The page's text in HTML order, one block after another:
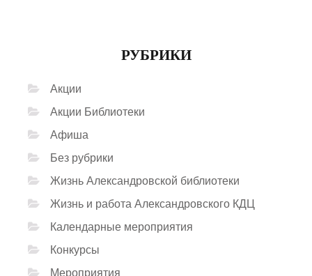
РУБРИКИ
Акции
Акции Библиотеки
Афиша
Без рубрики
Жизнь Александровской библиотеки
Жизнь и работа Александровского КДЦ
Календарные мероприятия
Конкурсы
Мероприятия